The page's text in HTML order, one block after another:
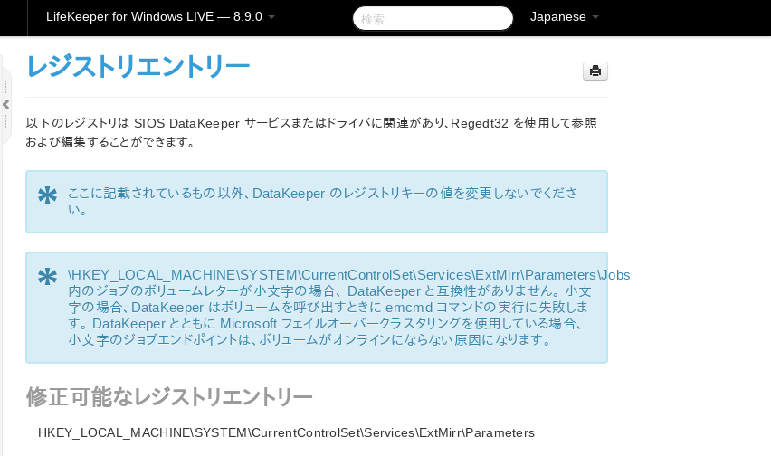
Japanese
LifeKeeper for Windows LIVE — 8.9.0
レジストリエントリー
以下のレジストリは SIOS DataKeeper サービスまたはドライバに関連があり、Regedt32 を使用して参照
および編集することができます。
*
ここに記載されているもの以外、DataKeeper のレジストリキーの値を変更しないでくださ
い。
*
\HKEY_LOCAL_MACHINE\SYSTEM\CurrentControlSet\Services\ExtMirr\Parameters\Jobs
内のジョブのボリュームレターが小文字の場合、 DataKeeper と互換性がありません。 小文
字の場合、DataKeeper はボリュームを呼び出すときに emcmd コマンドの実行に失敗しま
す。 DataKeeper とともに Microsoft フェイルオーバークラスタリングを使用している場合、
小文字のジョブエンドポイントは、ボリュームがオンラインにならない原因になります。
修正可能なレジストリエントリー
HKEY_LOCAL_MACHINE\SYSTEM\CurrentControlSet\Services\ExtMirr\Parameters